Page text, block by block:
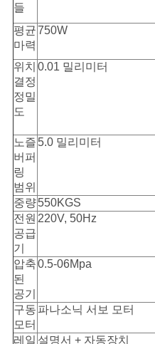
들
평균
마력
750W
위치
결정
정밀
도
0.01 밀리미터
노즐
버퍼
링
범위
5.0 밀리미터
중량550KGS
전원
공급
기
220V, 50Hz
압축
된
공기
0.5-06Mpa
구동
모터
파나소닉 서보 모터
레일 설명서 + 자동장치